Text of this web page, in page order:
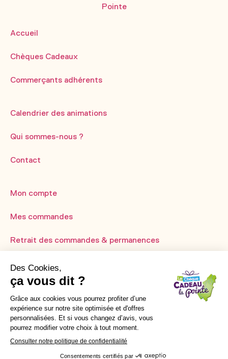
Accueil
Chèques Cadeaux
Commerçants adhérents
Calendrier des animations
Qui sommes-nous ?
Contact
Mon compte
Mes commandes
Retrait des commandes & permanences
Mentions légales Politique de confidentialité